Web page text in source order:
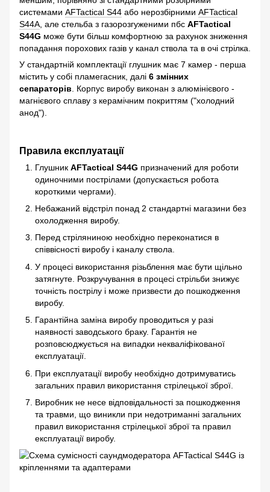
системами AFTactical S44 або нерозбірними AFTactical
S44А , але стельба з газорозгуженими пбс AFTactical
S44G може бути більш комфортною за рахунок зниження
попадання порохових газів у канал ствола та в очі стрілка.
У стандартній комплектації глушник має 7 камер - перша
містить у собі пламегасник, далі 6 змінних
сепараторів . Корпус виробу виконан з алюмінієвого -
магнієвого сплаву з керамічним покриттям ("холодний
анод").
Правила експлуатації
Глушник AFTactical S44G призначений для роботи
одиночними пострілами (допускається робота
короткими чергами).
Небажаний відстріл понад 2 стандартні магазини без
охолодження виробу.
Перед стріляниною необхідно переконатися в
співвісності виробу і каналу ствола.
У процесі використання різьблення має бути щільно
затягнуте. Розкручування в процесі стрільби знижує
точність пострілу і може призвести до пошкодження
виробу.
Гарантійна заміна виробу проводиться у разі
наявності заводського браку. Гарантія не
розповсюджується на випадки некваліфікованої
експлуатації.
При експлуатації виробу необхідно дотримуватись
загальних правил використання стрілецької зброї.
Виробник не несе відповідальності за пошкодження
та травми, що виникли при недотриманні загальних
правил використання стрілецької зброї та правил
експлуатації виробу.